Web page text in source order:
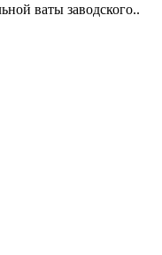
ваты заводского..